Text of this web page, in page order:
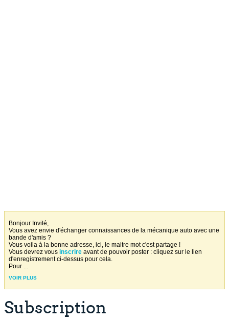
Bonjour Invité,
Vous avez envie d'échanger connaissances de la mécanique auto avec une
bande d'amis ?
Vous voila à la bonne adresse, ici, le maitre mot c'est partage !
Vous devrez vous inscrire avant de pouvoir poster : cliquez sur le lien
d'enregistrement ci-dessus pour cela.
Pour ...
VOIR PLUS
Subscription